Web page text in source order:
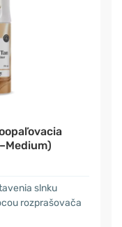
slnku
rozprašovača